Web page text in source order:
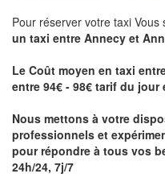
Pour réserver votre taxi Vous
un taxi entre Annecy et
Le Coût moyen en taxi
entre 94€ - 98€ tarif du
Nous mettons à votre
professionnels et
pour répondre à tous vos
24h/24, 7j/7